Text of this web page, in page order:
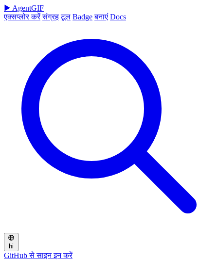
▶ AgentGIF
एक्सप्लोर करें संग्रह टूल Badge बनाएं Docs
hi
GitHub से साइन इन करें